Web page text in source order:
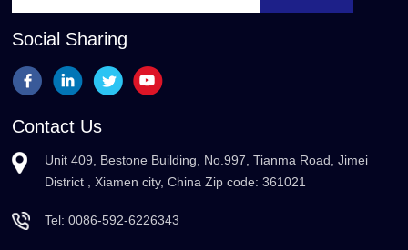
Social Sharing
Contact Us
Unit 409, Bestone Building, No.997, Tianma Road, Jimei
District , Xiamen city, China Zip code: 361021
Tel:0086-592-6226343